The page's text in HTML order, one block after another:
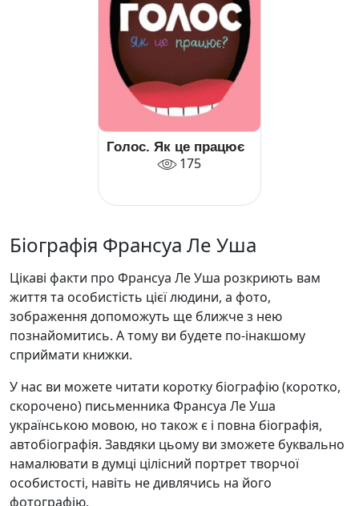
Голос. Як це працює
175
Біографія Франсуа Ле Уша
Цікаві факти про Франсуа Ле Уша розкриють вам
життя та особистість цієї людини, а фото,
зображення допоможуть ще ближче з нею
познайомитись. А тому ви будете по-інакшому
сприймати книжки.
У нас ви можете читати коротку біографію (коротко,
скорочено) письменника Франсуа Ле Уша
українською мовою, но також є і повна біографія,
автобіографія. Завдяки цьому ви зможете буквально
намалювати в думці цілісний портрет творчої
особистості, навіть не дивлячись на його
фотографію.